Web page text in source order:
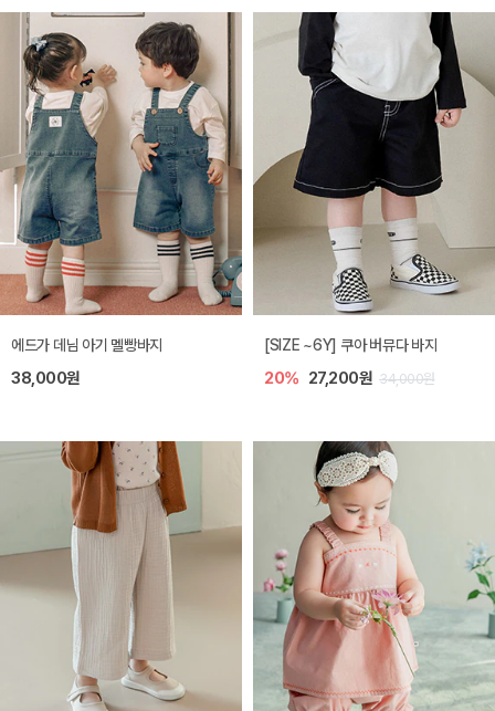
에드가 데님 아기 멜빵바지
38,000원
[SIZE ~6Y] 쿠아 버뮤다 바지
20% 27,200원 34,000원